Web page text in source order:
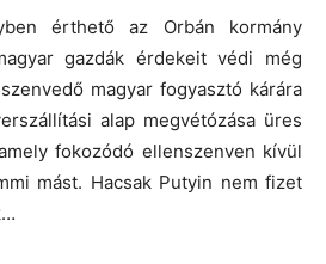
érthető az Orbán kormány
gazdák érdekeit védi még
magyar fogyasztó kárára
alap megvétózása üres
fokozódó ellenszenven kívül
mást. Hacsak Putyin nem fizet